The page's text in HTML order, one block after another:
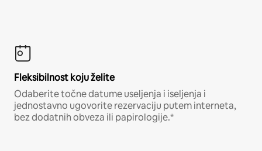
Fleksibilnost koju želite
Odaberite točne datume useljenja i iseljenja i
jednostavno ugovorite rezervaciju putem interneta,
bez dodatnih obveza ili papirologije.*